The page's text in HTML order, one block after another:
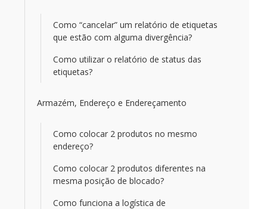
Como “cancelar” um relatório de etiquetas
que estão com alguma divergência?
Como utilizar o relatório de status das
etiquetas?
Armazém, Endereço e Endereçamento
Como colocar 2 produtos no mesmo
endereço?
Como colocar 2 produtos diferentes na
mesma posição de blocado?
Como funciona a logística de